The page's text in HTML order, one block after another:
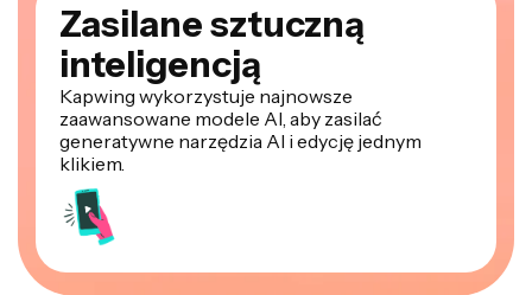
Zasilane sztuczną
inteligencją
Kapwing wykorzystuje najnowsze
zaawansowane modele AI, aby zasilać
generatywne narzędzia AI i edycję jednym
klikiem.